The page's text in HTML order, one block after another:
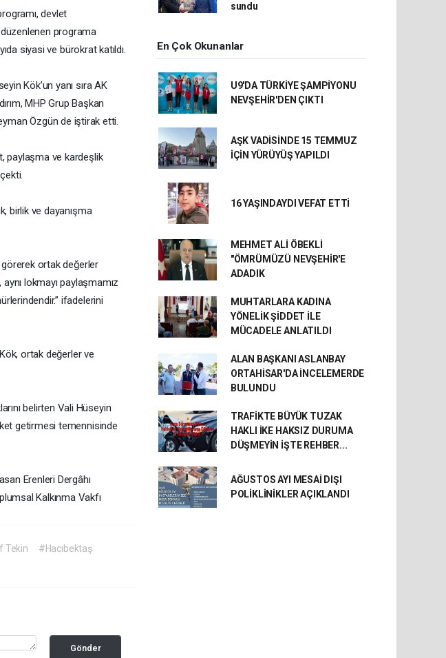
devlet
düzenlenen programa
siyasi ve bürokrat katıldı.
Kök’un yanı sıra AK
MHP Grup Başkan
Özgün de iştirak etti.
paylaşma ve kardeşlik
birlik ve dayanışma
görerek ortak değerler
lokmayı paylaşmamız
ifadelerini
Kök, ortak değerler ve
belirten Vali Hüseyin
getirmesi temennisinde
Erenleri Dergâhı
Kalkınma Vakfı
Tekin
#Hacıbektaş
Gönder
sundu
En Çok Okunanlar
U9'DA TÜRKİYE ŞAMPİYONU
NEVŞEHİR'DEN ÇIKTI
AŞK VADİSİNDE 15 TEMMUZ
İÇİN YÜRÜYÜŞ YAPILDI
16 YAŞINDAYDI VEFAT ETTİ
MEHMET ALİ ÖBEKLİ
"ÖMRÜMÜZÜ NEVŞEHİR'E
ADADIK
MUHTARLARA KADINA
YÖNELİK ŞİDDET İLE
MÜCADELE ANLATILDI
ALAN BAŞKANI ASLANBAY
ORTAHİSAR'DA İNCELEMERDE
BULUNDU
TRAFİKTE BÜYÜK TUZAK
HAKLI İKE HAKSIZ DURUMA
DÜŞMEYİN İŞTE REHBER...
AĞUSTOS AYI MESAİ DIŞI
POLİKLİNİKLER AÇIKLANDI